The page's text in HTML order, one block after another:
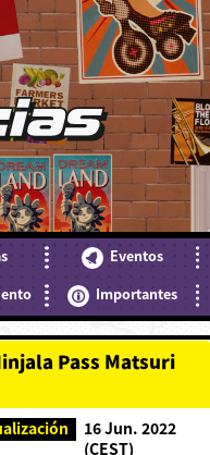
Eventos
Importantes
Pass Matsuri
16 Jun. 2022
(CEST)